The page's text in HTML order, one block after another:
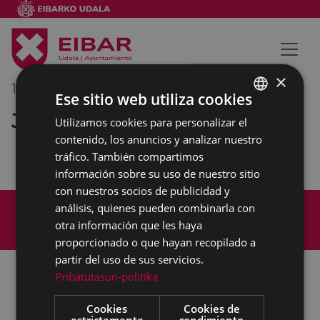
14/02/2020
Junta de Gobierno
Aviso legal
Política de cookies
Accesibilidad
BASQUE
SPANISH
×
Ese sitio web utiliza cookies
Utilizamos cookies para personalizar el
contenido, los anuncios y analizar nuestro
tráfico. También compartimos
información sobre su uso de nuestro sitio
con nuestros socios de publicidad y
análisis, quienes pueden combinarla con
otra información que les haya
proporcionado o que hayan recopilado a
partir del uso de sus servicios.
Pribatutasun-politika
Cookies
Cookies de